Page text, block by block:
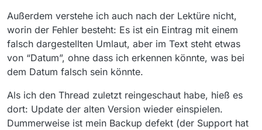
Außerdem verstehe ich auch nach der Lektüre nicht,
worin der Fehler besteht: Es ist ein Eintrag mit einem
falsch dargestellten Umlaut, aber im Text steht etwas
von “Datum”, ohne dass ich erkennen könnte, was bei
dem Datum falsch sein könnte.
Als ich den Thread zuletzt reingeschaut habe, hieß es
dort: Update der alten Version wieder einspielen.
Dummerweise ist mein Backup defekt (der Support hat